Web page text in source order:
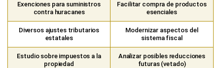
Exenciones para suministros
contra huracanes
Facilitar compra de productos
esenciales
Diversos ajustes tributarios
estatales
Modernizar aspectos del
sistema fiscal
Estudio sobre impuestos a la
propiedad
Analizar posibles reducciones
futuras (vetado)